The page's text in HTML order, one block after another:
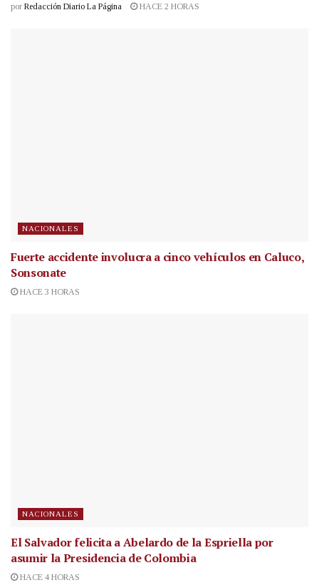
por Redacción Diario La Página HACE 2 HORAS
NACIONALES
Fuerte accidente involucra a cinco vehículos en Caluco,
Sonsonate
HACE 3 HORAS
NACIONALES
El Salvador felicita a Abelardo de la Espriella por
asumir la Presidencia de Colombia
HACE 4 HORAS